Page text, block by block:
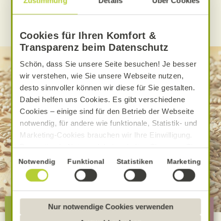
Cookies für Ihren Komfort &
Transparenz beim Datenschutz
Schön, dass Sie unsere Seite besuchen! Je besser
wir verstehen, wie Sie unsere Webseite nutzen,
desto sinnvoller können wir diese für Sie gestalten.
Dabei helfen uns Cookies. Es gibt verschiedene
Cookies – einige sind für den Betrieb der Webseite
notwendig, für andere wie funktionale, Statistik- und
Marketing-Cookies brauchen wir Ihre Einwilligung.
Das optimale Nutzererlebnis erhalten Sie, wenn Sie
„Alle Cookies erlauben“ anklicken. Ihre Einwilligung
umfasst in diesem Fall auch den Einsatz von
Dienstleistern in Drittländern, die kein mit der EU
Sofern personenbezogene Daten dorthin übermittelt
werden, besteht das Risiko, dass diese erfasst und
Einwilligungsauswahl
Notwendig Funktional Statistiken Marketing
Nur notwendige Cookies verwenden
Die besondere Alnatura